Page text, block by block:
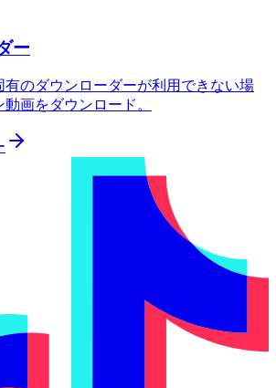
ー
有のダウンローダーが利用できない場
画をダウンロード。